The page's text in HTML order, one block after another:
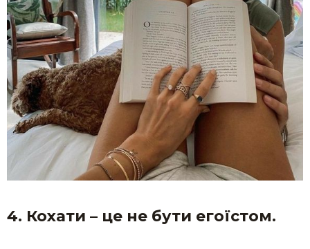
4. Кохати – це не бути егоїстом.